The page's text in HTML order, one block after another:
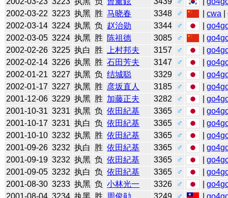
2002-03-22 3223 执黑 胜 马晓春 3348 ♂ |cwa |
2002-03-14 3224 执黑 负 赵治勋 3344 ♂ |
2002-03-05 3224 执黑 胜 陈祖德 3085 ♂ |
2002-02-26 3225 执白 胜 上村邦夫 3157 ♂ |
2002-02-14 3226 执黑 胜 石田芳夫 3147 ♂ |
2002-01-21 3227 执黑 负 结城聪 3329 ♂ |
2002-01-17 3227 执黑 胜 彦坂直人 3185 ♂ |
2001-12-06 3229 执黑 胜 加藤正夫 3282 ♂ |
2001-10-31 3231 执黑 负 依田紀基 3365 ♂ |
2001-10-17 3231 执白 负 依田紀基 3365 ♂ |
2001-10-10 3232 执黑 胜 依田紀基 3365 ♂ |
2001-09-26 3232 执白 胜 依田紀基 3365 ♂ |
2001-09-19 3232 执黑 负 依田紀基 3365 ♂ |
2001-09-05 3232 执白 负 依田紀基 3365 ♂ |
2001-08-30 3233 执黑 负 小林光一 3326 ♂ |
2001-08-04 3234 执黑 胜 周俊勛 3249 ♂ |